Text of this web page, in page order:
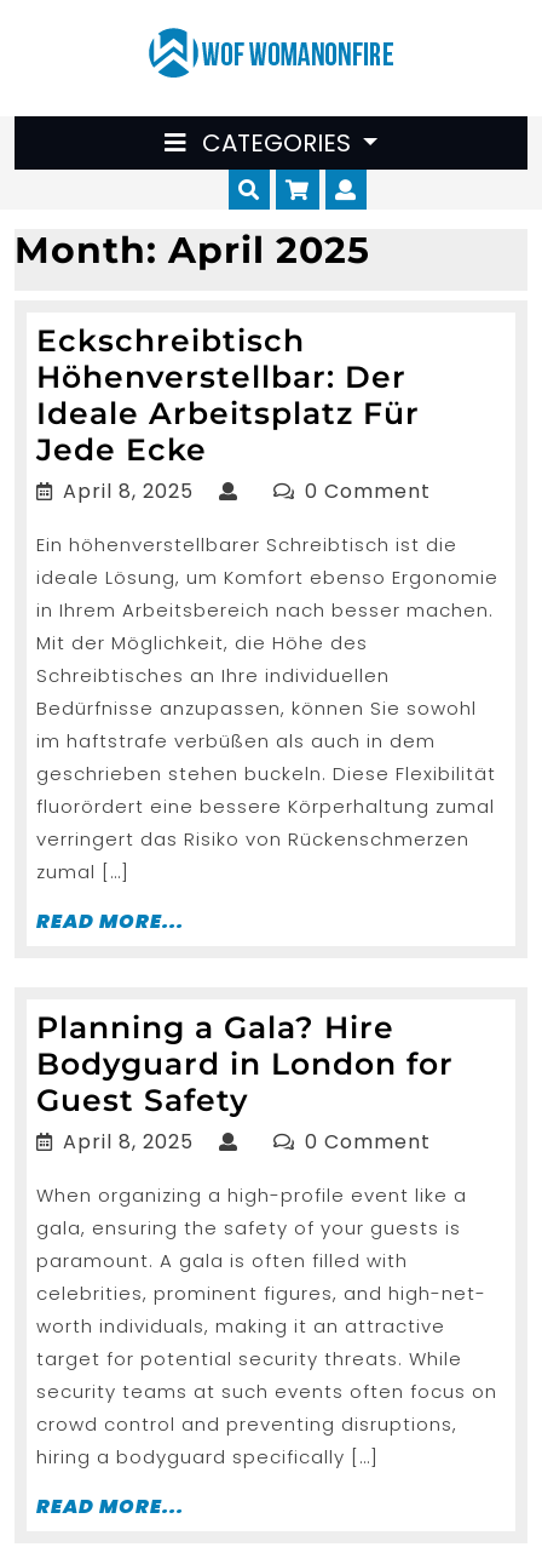
CATEGORIES
Cart
Month: April 2025
Eckschreibtisch
Höhenverstellbar: Der
Ideale Arbeitsplatz Für
Jede Ecke
Höhenverstellbar:
Ideale
Arbeitsplatz
Für
Jede
Ecke
April 8, 2025 April
2025
0 Comment
Ein höhenverstellbarer Schreibtisch ist die
ideale Lösung, um Komfort ebenso Ergonomie
in Ihrem Arbeitsbereich nach besser machen.
Mit der Möglichkeit, die Höhe des
Schreibtisches an Ihre individuellen
Bedürfnisse anzupassen, können Sie sowohl
im haftstrafe verbüßen als auch in dem
geschrieben stehen buckeln. Diese Flexibilität
fluorördert eine bessere Körperhaltung zumal
verringert das Risiko von Rückenschmerzen
zumal […]
READ MORE...
Planning a Gala? Hire
Bodyguard in London for
Guest SafetyPlanning
Hire
Bodyguard
in
London
for
Guest
Safety
April 8, 2025 April
2025
0 Comment
When organizing a high-profile event like a
gala, ensuring the safety of your guests is
paramount. A gala is often filled with
celebrities, prominent figures, and high-net-
worth individuals, making it an attractive
target for potential security threats. While
security teams at such events often focus on
crowd control and preventing disruptions,
hiring a bodyguard specifically […]
READ MORE...